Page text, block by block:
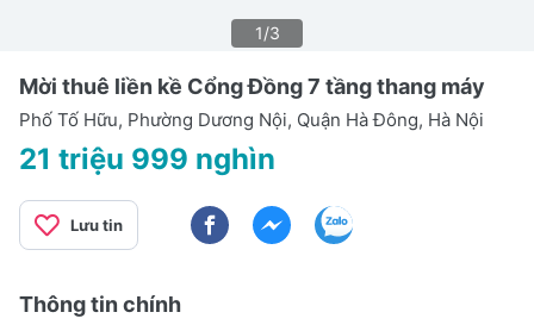
1/3
Mời thuê liền kề Cổng Đồng 7 tầng thang máy
Phố Tố Hữu, Phường Dương Nội, Quận Hà Đông, Hà Nội
21 triệu 999 nghìn
Lưu tin
Thông tin chính